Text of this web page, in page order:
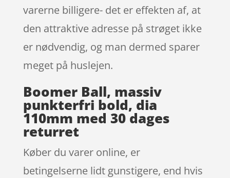
varerne billigere- det er effekten af, at
den attraktive adresse på strøget ikke
er nødvendig, og man dermed sparer
meget på huslejen.
Boomer Ball, massiv
punkterfri bold, dia
110mm med 30 dages
returret
Køber du varer online, er
betingelserne lidt gunstigere, end hvis